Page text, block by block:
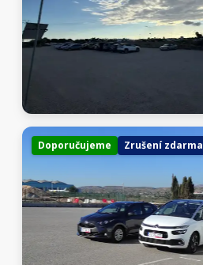
Doporučujeme Zrušení zdarma